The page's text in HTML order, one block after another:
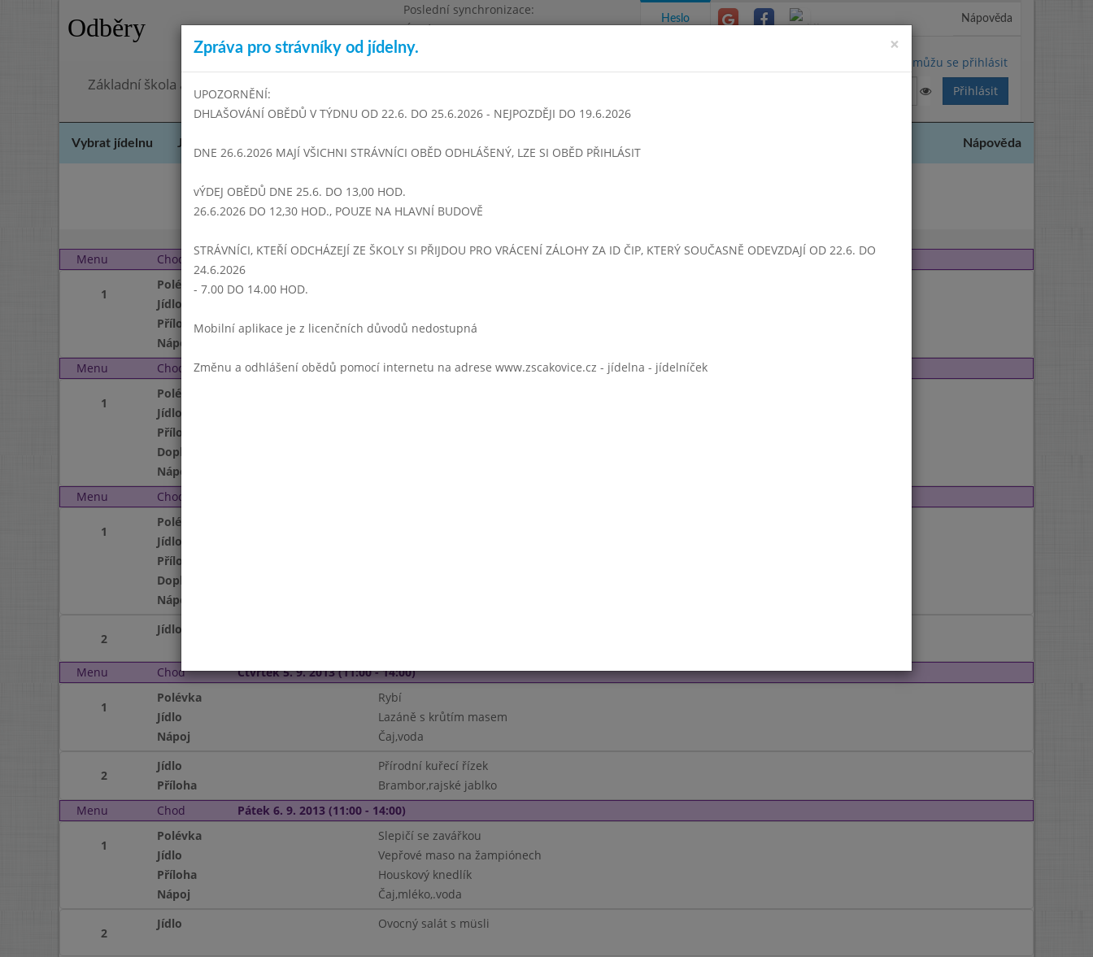
Odběry
Poslední synchronizace:
Úterý 28.7.2026 15:19
Omezení objednávek
Základní škola a Mateřská škola Dr. Edvarda Beneše, Praha - Čakovice
Heslo Nápověda
Nemůžu se přihlásit
Vybrat jídelnu Jídelní lístek Nápověda
Červen 2013
Menu
Chod Pondělí 2. 9. 2013 (11:00 - 14:00)
1
Polévka
Jídlo
Příloha
Šťouchané brambory s cibulkou
Nápoj
Menu
Chod Úterý 3. 9. 2013 (11:00 - 14:00)
1
Polévka
Jídlo
Příloha
Doplněk
Nápoj
Menu
Chod
1
Polévka
Jídlo
Příloha
Doplněk
Nápoj
2
Jídlo
Menu Chod Čtvrtek 5. 9. 2013 (11:00 - 14:00)
1
Polévka
Rybí
Jídlo
Lazáně s krůtím masem
Nápoj
Čaj,voda
2
Jídlo
Přírodní kuřecí řízek
Příloha
Brambor,rajské jablko
Menu
Chod Pátek 6. 9. 2013 (11:00 - 14:00)
1
Polévka
Slepičí se zavářkou
Jídlo
Vepřové maso na žampiónech
Příloha
Houskový knedlík
Nápoj
Čaj,mléko,.voda
2
Jídlo Ovocný salát s müsli
×
Zpráva pro strávníky od jídelny.
UPOZORNĚNÍ:
DHLAŠOVÁNÍ OBĚDŮ V TÝDNU OD 22.6. DO 25.6.2026 - NEJPOZDĚJI DO 19.6.2026
DNE 26.6.2026 MAJÍ VŠICHNI STRÁVNÍCI OBĚD ODHLÁŠENÝ, LZE SI OBĚD PŘIHLÁSIT
vÝDEJ OBĚDŮ DNE 25.6. DO 13,00 HOD.
26.6.2026 DO 12,30 HOD., POUZE NA HLAVNÍ BUDOVĚ
STRÁVNÍCI, KTEŘÍ ODCHÁZEJÍ ZE ŠKOLY SI PŘIJDOU PRO VRÁCENÍ ZÁLOHY ZA ID ČIP, KTERÝ SOUČASNĚ ODEVZDAJÍ OD 22.6. DO
24.6.2026
- 7.00 DO 14.00 HOD.
Mobilní aplikace je z licenčních důvodů nedostupná
Změnu a odhlášení obědů pomocí internetu na adrese www.zscakovice.cz - jídelna - jídelníček